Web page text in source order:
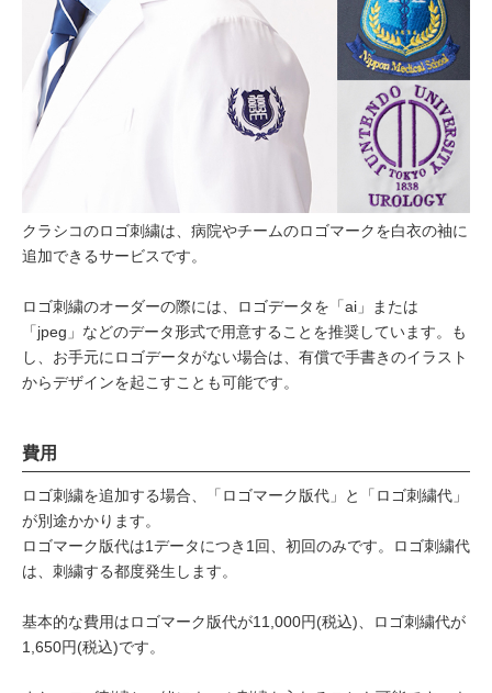
クラシコのロゴ刺繍は、病院やチームのロゴマークを白衣の袖に
追加できるサービスです。
ロゴ刺繍のオーダーの際には、ロゴデータを「ai」または
「jpeg」などのデータ形式で用意することを推奨しています。も
し、お手元にロゴデータがない場合は、有償で手書きのイラスト
からデザインを起こすことも可能です。
費用
ロゴ刺繍を追加する場合、「ロゴマーク版代」と「ロゴ刺繍代」
が別途かかります。
ロゴマーク版代は1データにつき1回、初回のみです。ロゴ刺繍代
は、刺繍する都度発生します。
基本的な費用はロゴマーク版代が11,000円(税込)、ロゴ刺繍代が
1,650円(税込)です。